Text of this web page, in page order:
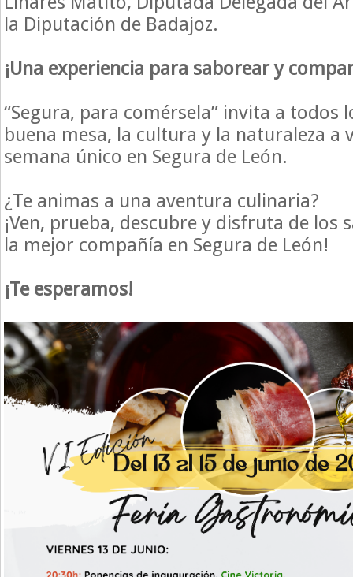
la Diputación de Badajoz.
¡Una experiencia para saborear y
“Segura, para comérsela” invita a todos
buena mesa, la cultura y la naturaleza a
semana único en Segura de León.
¿Te animas a una aventura culinaria?
¡Ven, prueba, descubre y disfruta de los
la mejor compañía en Segura de León!
¡Te esperamos!